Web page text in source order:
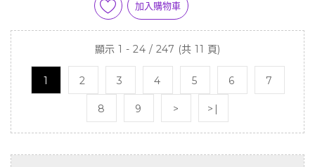
加入購物車
顯示 1 - 24 / 247 (共 11 頁)
1 2 3 4 5 6 7
8 9 > >|